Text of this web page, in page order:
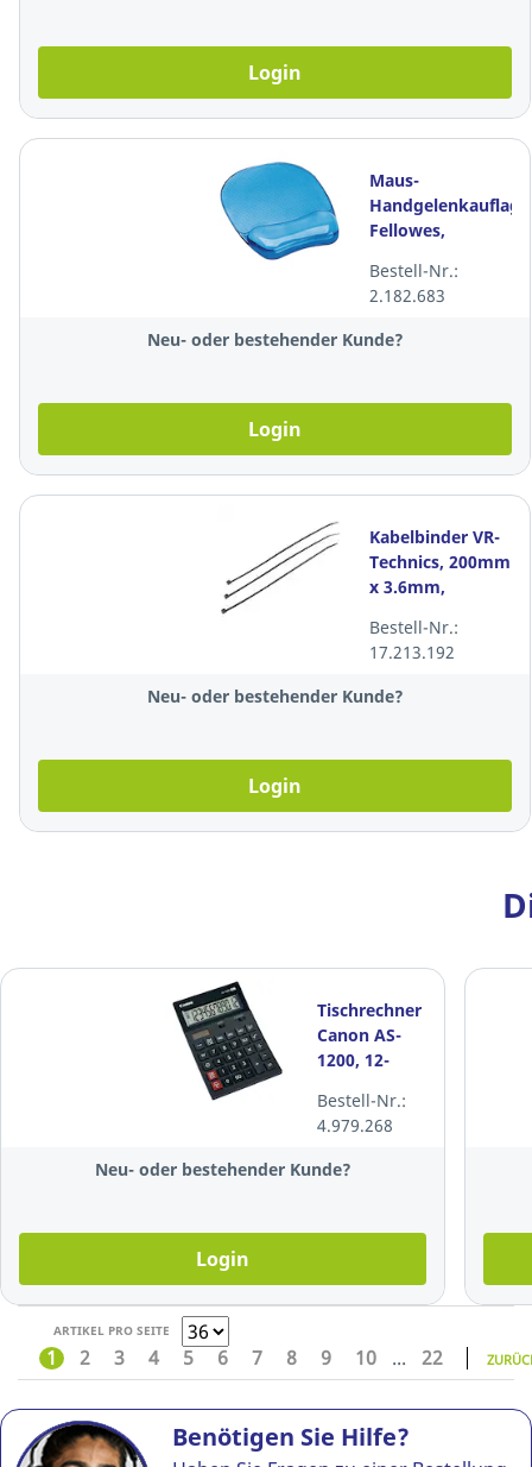
Login
Maus-
Handgelenkauflage
Fellowes,
transparent
Bestell-Nr.:
2.182.683
Neu- oder bestehender Kunde?
Login
Kabelbinder VR-
Technics, 200mm
x 3.6mm,
Packung à 100
Stück
Bestell-Nr.:
17.213.192
Neu- oder bestehender Kunde?
Login
Tischrechner
Canon AS-
1200, 12-
Anzeige,
schwarz
Bestell-Nr.:
4.979.268
Neu- oder bestehender Kunde?
Login
ARTIKEL PRO SEITE
1 2 3 4 5 6 7 8 9 10 ... 22
Benötigen Sie Hilfe?